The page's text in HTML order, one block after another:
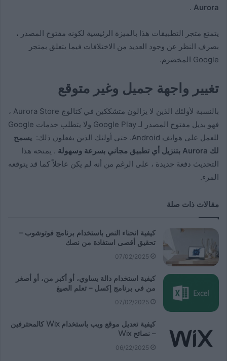
Aurora
.
يتمتع متجر التطبيقات هذا بالميزة الرئيسية لكونه مفتوح المصدر ،
بصرف النظر عن وجود العديد من الاختلافات فيما يتعلق بمتجر
Google المخضرم.
تغيير واجهة جميل وغير متوقع
بالنسبة لأولئك الذين لا يزالون متشككين في كتالوج Aurora Store ،
فهو بديل مفتوح المصدر لـ Google Play ولا يتطلب خدمات Google
للعمل على هواتف Android. حتى أولئك الذين يفعلون ذلك:
يسمح
لك Aurora بتنزيل أي تطبيق مجاني بسرعة وسهولة
. يمنحه هذا
التحديث دفعة جديدة ، على الرغم من أنه لم يكن عاجلاً كما قد يتوقعه
المرء.
مقالات ذات صلة
كيفية انحناء النص باستخدام برنامج فوتوشوب –
تحقيق أقصى استفادة من نصك
07/02/2025
كيفية استخدام دالة يساوي، أو أكبر من، أو أصغر
من في برنامج إكسل – تعلم الصيغ
07/02/2025
كيفية تعديل موقع ويب باستخدام Wix كالمحترفين
– نصائح Wix
06/22/2025